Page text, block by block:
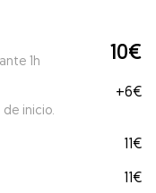
1h 10€
inicio.
+6€
11€
11€